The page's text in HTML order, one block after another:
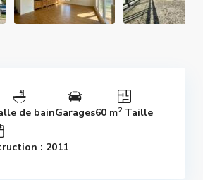
de bainGarages60 m2Taille
: 2011